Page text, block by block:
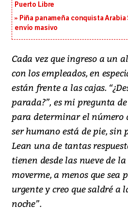
Puerto Libre
Piña panameña conquista
envío masivo
Cada vez que ingreso a un
con los empleados, en
están frente a las cajas.
parada?”, es mi pregunta
para determinar el número
ser humano está de pie, sin
Lean una de tantas
tienen desde las nueve de
moverme, a menos que sea
urgente y creo que saldré a
noche”.